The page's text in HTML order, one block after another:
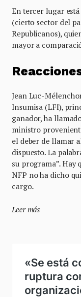
En tercer lugar
(cierto sector del
Republicanos),
mayor a
Jean Luc-
Insumisa (LFI),
ganador, ha
ministro
el deber de llamar
dispuesto. La
su programa”. Hay
NFP no ha dicho
cargo.
Leer más